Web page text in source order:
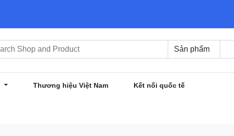
Thương hiệu Việt Nam Kết nối quốc tế